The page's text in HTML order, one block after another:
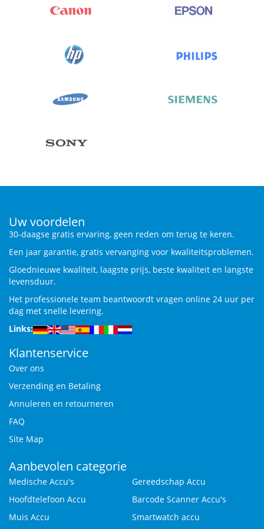
Uw voordelen
30-daagse gratis ervaring, geen reden om terug te keren.
Een jaar garantie, gratis vervanging voor kwaliteitsproblemen.
Gloednieuwe kwaliteit, laagste prijs, beste kwaliteit en langste
levensduur.
Het professionele team beantwoordt vragen online 24 uur per
dag met snelle levering.
Links:
Klantenservice
Over ons
Verzending en Betaling
Annuleren en retourneren
FAQ
Site Map
Aanbevolen categorie
Medische Accu's
Gereedschap Accu
Hoofdtelefoon Accu
Barcode Scanner Accu's
Muis Accu
Smartwatch accu